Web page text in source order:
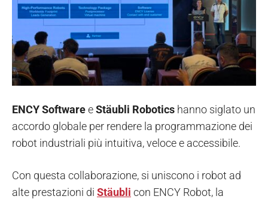
ENCY SoftwareeStäubli Robotics hanno siglato un
accordo globale per rendere la programmazione dei
robot industriali più intuitiva, veloce e accessibile.
Con questa collaborazione, si uniscono i robot ad
alte prestazioni di Stäubli con ENCY Robot, la